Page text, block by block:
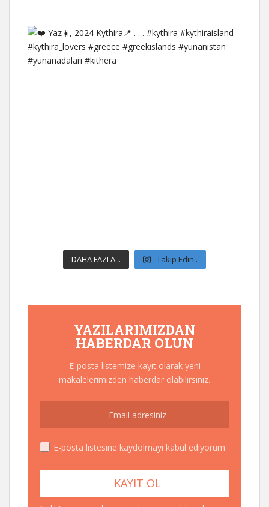
DAHA FAZLA... Takip Edin..
YAZILARIMIZDAN
HABERDAR OLUN
E-posta listemize kayıt olarak yeni
makalelerimizden haberdar olabilirsiniz.
E-posta listesine kaydolmayı kabul ediyorum